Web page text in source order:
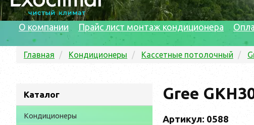
О компании Прайс лист монтаж кондиционера
Главная Кондиционеры Кассетные потолочный
Каталог
Кондиционеры
Gree
Артикул: 0588